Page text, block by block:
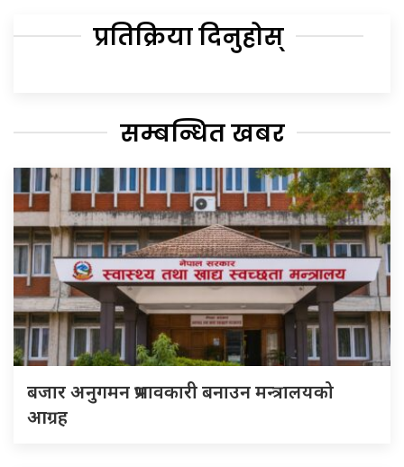
प्रतिक्रिया दिनुहोस्
सम्बन्धित खबर
बजार अनुगमन प्रभावकारी बनाउन मन्त्रालयको
आग्रह